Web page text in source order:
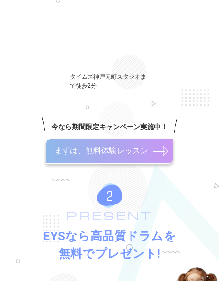
タイムズ神戸元町スタジオま
で徒歩2分
今なら期間限定キャンペーン実施中！
まずは、無料体験レッスン
PRESENT
EYSなら高品質ドラムを
無料でプレゼント!